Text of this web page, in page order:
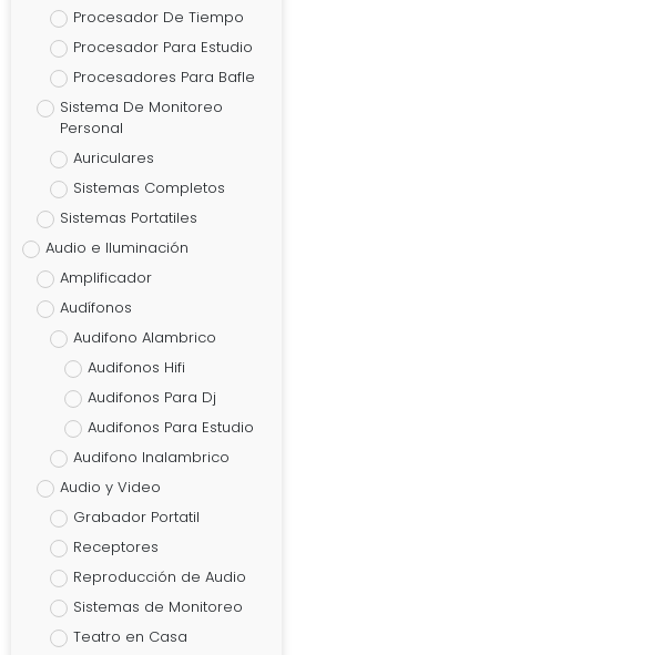
Procesador De Tiempo
Procesador Para Estudio
Procesadores Para Bafle
Sistema De Monitoreo
Personal
Auriculares
Sistemas Completos
Sistemas Portatiles
Audio e Iluminación
Amplificador
Audífonos
Audifono Alambrico
Audifonos Hifi
Audifonos Para Dj
Audifonos Para Estudio
Audifono Inalambrico
Audio y Video
Grabador Portatil
Receptores
Reproducción de Audio
Sistemas de Monitoreo
Teatro en Casa